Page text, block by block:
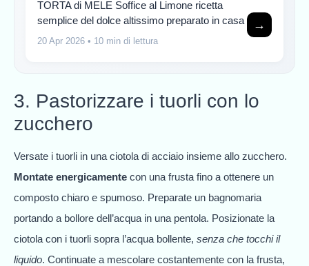
TORTA di MELE Soffice al Limone ricetta
semplice del dolce altissimo preparato in casa
20 Apr 2026 • 10 min di lettura
→
3. Pastorizzare i tuorli con lo
zucchero
Versate i tuorli in una ciotola di acciaio insieme allo zucchero.
Montate energicamente con una frusta fino a ottenere un
composto chiaro e spumoso. Preparate un bagnomaria
portando a bollore dell’acqua in una pentola. Posizionate la
ciotola con i tuorli sopra l’acqua bollente, senza che tocchi il
liquido. Continuate a mescolare costantemente con la frusta,